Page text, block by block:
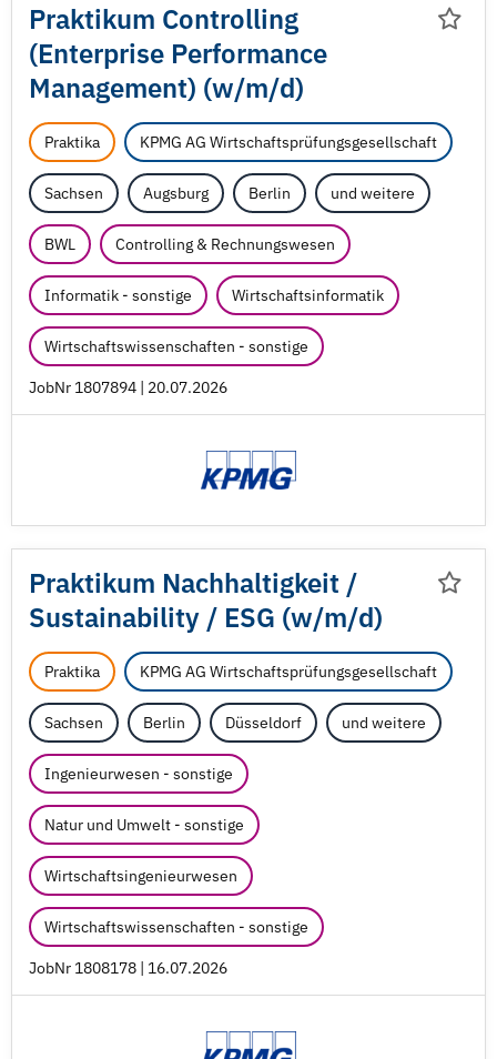
Praktikum Controlling
(Enterprise Performance
Management) (w/m/d)
Praktika KPMG AG Wirtschaftsprüfungsgesellschaft
Sachsen Augsburg Berlin und weitere
BWL Controlling & Rechnungswesen
Informatik - sonstige Wirtschaftsinformatik
Wirtschaftswissenschaften - sonstige
JobNr 1807894 | 20.07.2026
Praktikum Nachhaltigkeit /
Sustainability / ESG (w/m/d)
Praktika KPMG AG Wirtschaftsprüfungsgesellschaft
Sachsen Berlin Düsseldorf und weitere
Ingenieurwesen - sonstige
Natur und Umwelt - sonstige
Wirtschaftsingenieurwesen
Wirtschaftswissenschaften - sonstige
JobNr 1808178 | 16.07.2026